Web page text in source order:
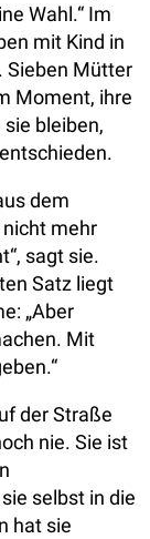
Wahl.“ Im
mit Kind in
Sieben Mütter
Moment, ihre
bleiben,
dem
nicht mehr
sagt sie.
Satz liegt
„Aber
Mit
der Straße
nie. Sie ist
selbst in die
hat sie